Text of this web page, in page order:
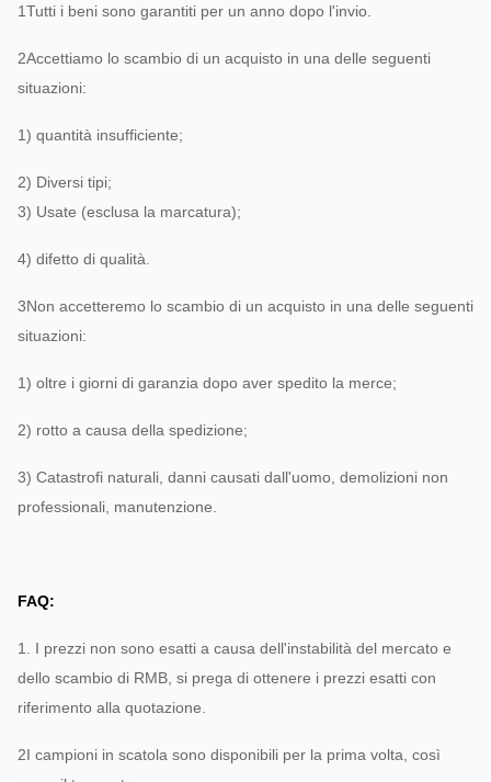
Staus del
Stoccaggio
prodotto:
Certificazione:
del cavo:
120 MM
1Tutti i beni sono garantiti per un anno dopo l'invio.
2Accettiamo lo scambio di un acquisto in una delle seguenti
situazioni:
1) quantità insufficiente;
2) Diversi tipi;
3) Usate (esclusa la marcatura);
4) difetto di qualità.
3Non accetteremo lo scambio di un acquisto in una delle seguenti
situazioni:
1) oltre i giorni di garanzia dopo aver spedito la merce;
2) rotto a causa della spedizione;
3) Catastrofi naturali, danni causati dall'uomo, demolizioni non
professionali, manutenzione.
FAQ:
1. I prezzi non sono esatti a causa dell'instabilità del mercato e
dello scambio di RMB, si prega di ottenere i prezzi esatti con
riferimento alla quotazione.
2I campioni in scatola sono disponibili per la prima volta, così